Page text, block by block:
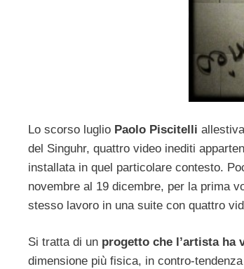
Lo scorso luglio Paolo Piscitelli
del Singuhr, quattro video inediti
installata in quel particolare contesto.
novembre al 19 dicembre, per la prima
stesso lavoro in una suite con quattro
Si tratta di un progetto che l’artista ha
dimensione più fisica, in contro-